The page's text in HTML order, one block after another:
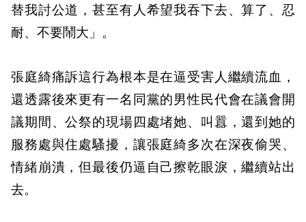
替我討公道，甚至有人希望我吞下去、算了、忍
耐、不要鬧大」。
張庭綺痛訴這行為根本是在逼受害人繼續流血，
還透露後來更有一名同黨的男性民代會在議會開
議期間、公祭的現場四處堵她、叫囂，還到她的
服務處與住處騷擾，讓張庭綺多次在深夜偷哭、
情緒崩潰，但最後仍逼自己擦乾眼淚，繼續站出
去。